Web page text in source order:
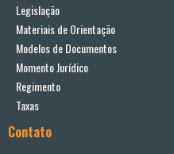
Legislação
Materiais de Orientação
Modelos de Documentos
Momento Jurídico
Regimento
Taxas
Contato